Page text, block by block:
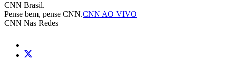
CNN Brasil.
Pense bem, pense CNN.CNN AO VIVO
CNN Nas Redes